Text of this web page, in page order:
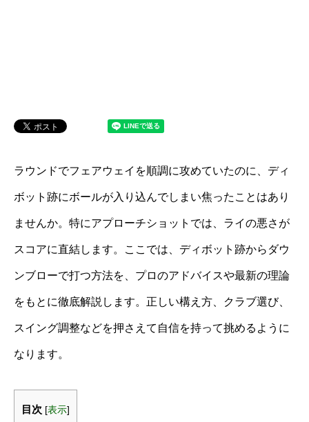
ラウンドでフェアウェイを順調に攻めていたのに、ディ
ボット跡にボールが入り込んでしまい焦ったことはあり
ませんか。特にアプローチショットでは、ライの悪さが
スコアに直結します。ここでは、ディボット跡からダウ
ンブローで打つ方法を、プロのアドバイスや最新の理論
をもとに徹底解説します。正しい構え方、クラブ選び、
スイング調整などを押さえて自信を持って挑めるように
なります。
目次 [表示]